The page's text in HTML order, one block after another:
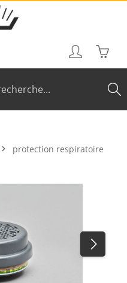
Le
protection respiratoire